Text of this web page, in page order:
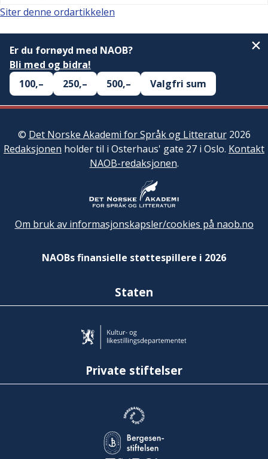
Siter denne ordartikkelen
Er du fornøyd med NAOB?
Bli med og bidra!
100,–
250,– 500,– Valgfri sum
© Det Norske Akademi for Språk og Litteratur2026
Redaksjonen holder til i Osterhaus' gate 27 i Oslo. Kontakt
NAOB-redaksjonen.
Om bruk av informasjonskapsler/cookies på naob.no
NAOBs finansielle støttespillere i 2026
Staten
Private stiftelser